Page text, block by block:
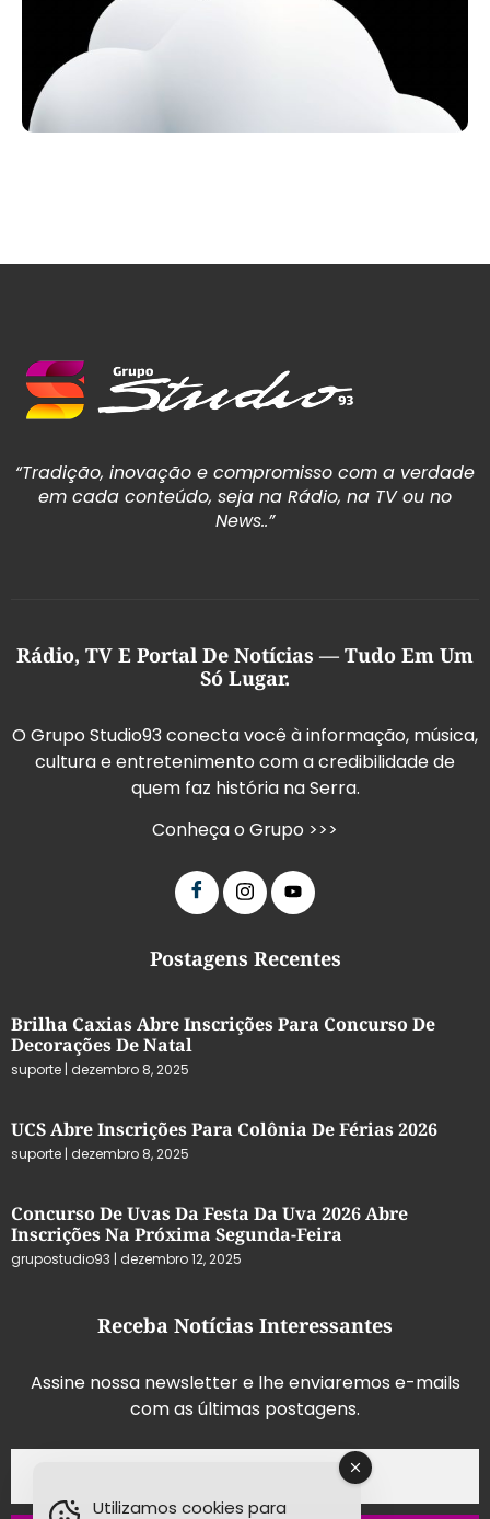
“Tradição, inovação e compromisso com a verdade
em cada conteúdo, seja na Rádio, na TV ou no
News..”
Rádio, TV E Portal De Notícias — Tudo Em Um
Só Lugar.
O Grupo Studio93 conecta você à informação, música,
cultura e entretenimento com a credibilidade de
quem faz história na Serra.
Conheça o Grupo >>>
Postagens Recentes
Brilha Caxias Abre Inscrições Para Concurso De
Decorações De Natal
suporte dezembro 8, 2025
UCS Abre Inscrições Para Colônia De Férias 2026
suporte dezembro 8, 2025
Concurso De Uvas Da Festa Da Uva 2026 Abre
Inscrições Na Próxima Segunda-Feira
grupostudio93 dezembro 12, 2025
Receba Notícias Interessantes
Assine nossa newsletter e lhe enviaremos e-mails
com as últimas postagens.
Utilizamos cookies para